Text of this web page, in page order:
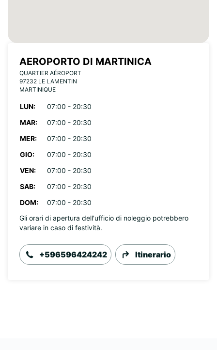
AEROPORTO DI MARTINICA
QUARTIER AÉROPORT
97232 LE LAMENTIN
MARTINIQUE
LUN:
07:00 - 20:30
MAR:
07:00 - 20:30
MER:
07:00 - 20:30
GIO:
07:00 - 20:30
VEN:
07:00 - 20:30
SAB:
07:00 - 20:30
DOM:
07:00 - 20:30
Gli orari di apertura dell'ufficio di noleggio potrebbero
variare in caso di festività.
+596596424242 Itinerario